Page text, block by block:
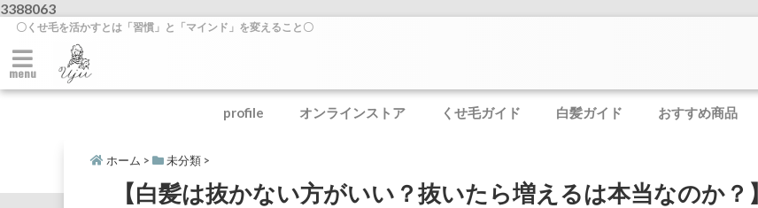
3388063
〇くせ毛を活かすとは「習慣」と「マインド」を変えること〇
menu
profile オンラインストア くせ毛ガイド 白髪ガイド おすすめ商品
ホーム > 未分類 >
【白髪は抜かない方がいい？抜いたら増えるは本当なのか？】